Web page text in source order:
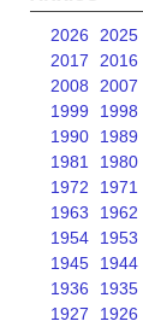
2026 2025
2017
2016
2008
2007
1999
1998
1990
1989
1981
1980
1972
1971
1963
1962
1954
1953
1945
1944
1936
1935
1927
1926